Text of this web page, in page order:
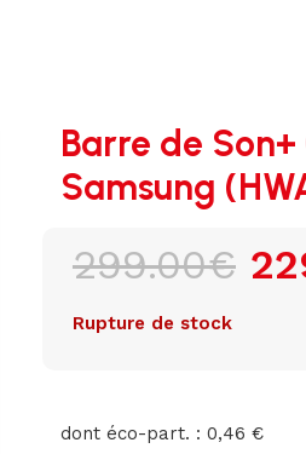
Barre de Son+
Samsung
299.00€
Rupture de stock
dont éco-part. : 0,46 €